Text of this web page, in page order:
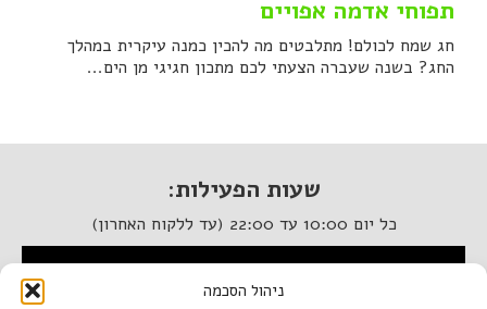
ניהול הסכמה
תפוחי אדמה אפויים
חג שמח לכולם! מתלבטים מה להכין כמנה עיקרית במהלך
החג? בשנה שעברה הצעתי לכם מתכון חגיגי מן הים...
שעות הפעילות:
כל יום 10:00 עד 22:00 (עד ללקוח האחרון)
המסעדה נגישה לנכים